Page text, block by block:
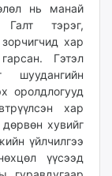
нь манай
тэрэг,
хар
Гэтэл
оролдлогууд
хар
хувийг
үйлчилгээ
үүсээд